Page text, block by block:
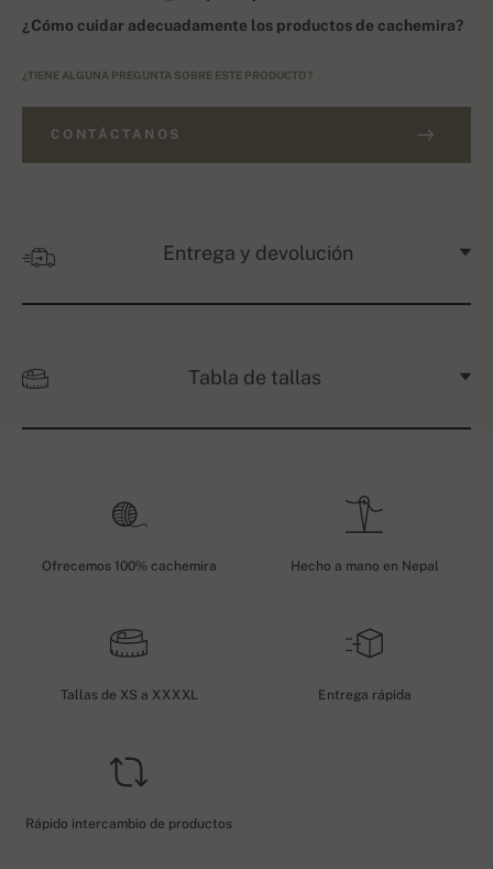
¿Cómo cuidar adecuadamente los productos de cachemira?
¿TIENE ALGUNA PREGUNTA SOBRE ESTE PRODUCTO?
CONTÁCTANOS
Entrega y devolución
Tabla de tallas
Ofrecemos 100% cachemira Hecho a mano en Nepal
Tallas de XS a XXXXL Entrega rápida
Rápido intercambio de productos